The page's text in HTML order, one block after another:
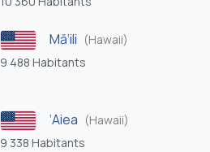
Mā‘ili (Hawaii)
9 488 Habitants
‘Aiea (Hawaii)
9 338 Habitants